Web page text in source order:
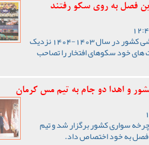
فصل به روی سکو رفتند
در حالی که رفته رفته به پایان فصل ورزشی کشور در سال 1403-1404 نزدیک
های خود سکوهای افتخار را تصاحب
و اهدا دو جام به تیم مس کرمان
سواری کشور برگزار شد و تیم
فصل به خود اختصاص داد.